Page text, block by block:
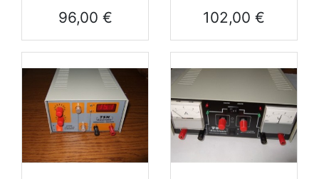
Prix
96,00 € Prix
102,00 €